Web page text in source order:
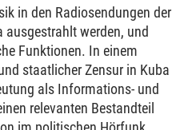
in den Radiosendungen der
werden, und
Funktionen. In einem
staatlicher Zensur in Kuba
als Informations- und
relevanten Bestandteil